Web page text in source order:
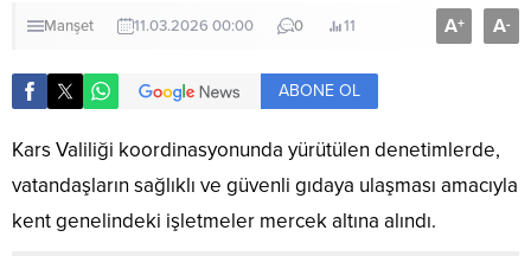
Manşet 11.03.2026 00:00 0 11 A+ A-
ABONE OL
Kars Valiliği koordinasyonunda yürütülen denetimlerde,
vatandaşların sağlıklı ve güvenli gıdaya ulaşması amacıyla
kent genelindeki işletmeler mercek altına alındı.